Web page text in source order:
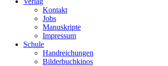
Kontakt
Jobs
Manuskripte
Impressum
Schule
Handreichungen
Bilderbuchkinos